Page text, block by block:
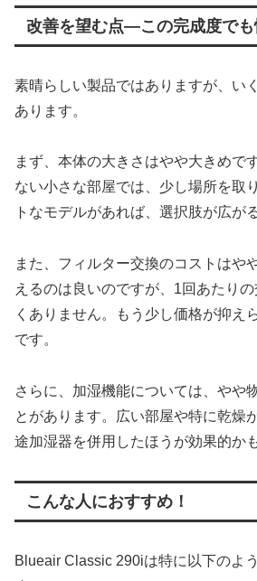
改善を望む点—この完成度でも
素晴らしい製品ではありますが、い
あります。
まず、本体の大きさはやや大きめで
ない小さな部屋では、少し場所を取
トなモデルがあれば、選択肢が広が
また、フィルター交換のコストはや
えるのは良いのですが、1回あたり
くありません。もう少し価格が抑え
です。
さらに、加湿機能については、やや
とがあります。広い部屋や特に乾燥
途加湿器を併用したほうが効果的か
こんな人におすすめ！
Blueair Classic 290iは特に以下のよ